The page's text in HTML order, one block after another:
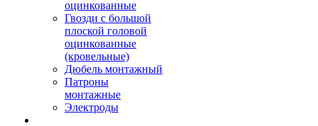
оцинкованные
Гвозди с большой
плоской головой
оцинкованные
(кровельные)
Дюбель монтажный
Патроны
монтажные
Электроды